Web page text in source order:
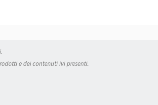
e dei contenuti ivi presenti.